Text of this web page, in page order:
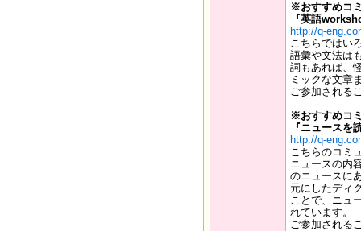
※おすすめコ
『英語
http://q-
こちらではい
語彙や文法は
詞もあれば、
ミックな文章
ご参加される
※おすすめコ
『ニュースを
http://q-
こちらのコミ
ニュースの内
のニュースに
元にしたディ
ことで、ニュ
れています。
ご参加される